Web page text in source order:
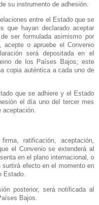
su instrumento de adhesión.
entre el Estado que se
que hayan declarado aceptar
ser formulada asimismo por
acepte o apruebe el Convenio
será depositada en el
de los Países Bajos; este
copia auténtica a cada uno de
que se adhiere y el Estado
el día uno del tercer mes
aceptación.
ratificación, aceptación,
el Convenio se extenderá al
en el plano internacional, o
efecto en el momento en
Estado.
posterior, será notificada al
Bajos.